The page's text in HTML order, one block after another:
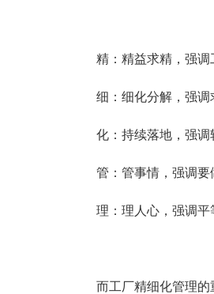
精：精益求精，强调
细：细化分解，强调
化：持续落地，强调
管：管事情，强调要
理：理人心，强调平
而工厂精细化管理的